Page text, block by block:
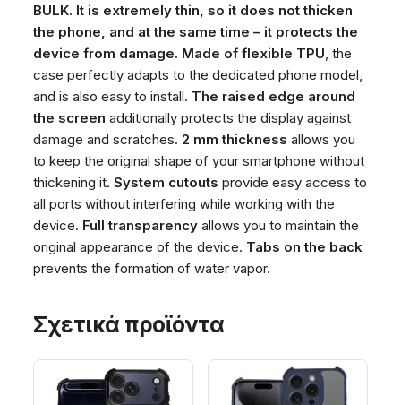
BULK. It is extremely thin, so it does not thicken
the phone, and at the same time – it protects the
device from damage. Made of flexible TPU , the
case perfectly adapts to the dedicated phone model,
and is also easy to install. The raised edge around
the screen additionally protects the display against
damage and scratches. 2 mm thickness allows you
to keep the original shape of your smartphone without
thickening it.System cutouts provide easy access to
all ports without interfering while working with the
device. Full transparency allows you to maintain the
original appearance of the device. Tabs on the back
prevents the formation of water vapor.
Σχετικά προϊόντα